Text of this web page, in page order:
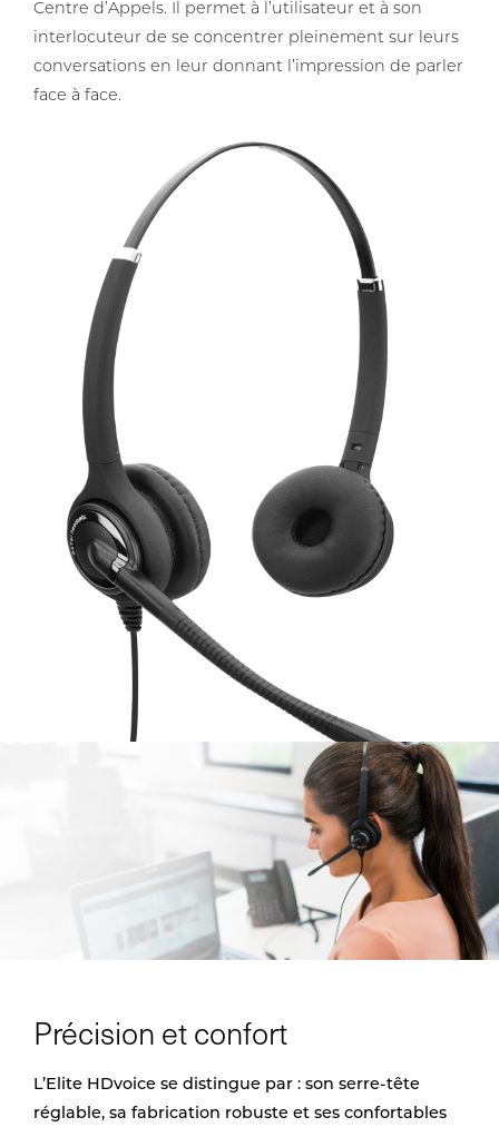
Centre d’Appels. Il permet à l’utilisateur et à son
interlocuteur de se concentrer pleinement sur leurs
conversations en leur donnant l’impression de parler
face à face.
Précision et confort
L’Elite HDvoice se distingue par : son serre-tête
réglable, sa fabrication robuste et ses confortables